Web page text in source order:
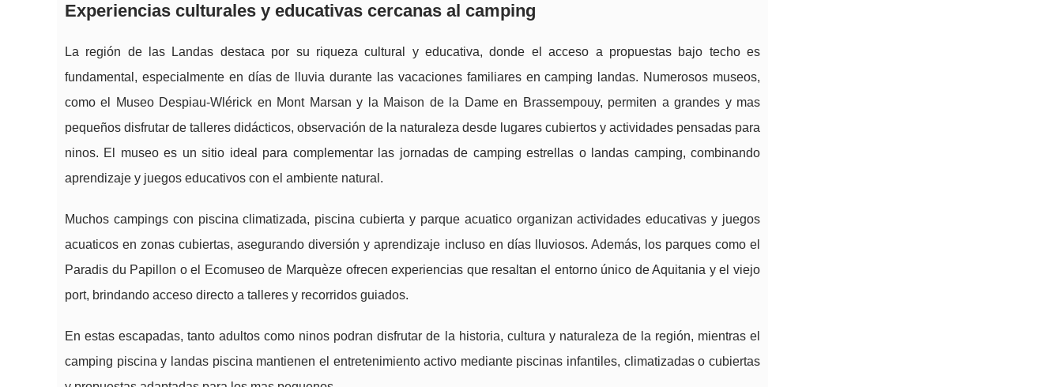
Experiencias culturales y educativas cercanas al camping
La región de las Landas destaca por su riqueza cultural y educativa, donde el acceso a propuestas bajo techo es
fundamental, especialmente en días de lluvia durante las vacaciones familiares en camping landas. Numerosos museos,
como el Museo Despiau-Wlérick en Mont Marsan y la Maison de la Dame en Brassempouy, permiten a grandes y mas
pequeños disfrutar de talleres didácticos, observación de la naturaleza desde lugares cubiertos y actividades pensadas para
ninos. El museo es un sitio ideal para complementar las jornadas de camping estrellas o landas camping, combinando
aprendizaje y juegos educativos con el ambiente natural.
Muchos campings con piscina climatizada, piscina cubierta y parque acuatico organizan actividades educativas y juegos
acuaticos en zonas cubiertas, asegurando diversión y aprendizaje incluso en días lluviosos. Además, los parques como el
Paradis du Papillon o el Ecomuseo de Marquèze ofrecen experiencias que resaltan el entorno único de Aquitania y el viejo
port, brindando acceso directo a talleres y recorridos guiados.
En estas escapadas, tanto adultos como ninos podran disfrutar de la historia, cultura y naturaleza de la región, mientras el
camping piscina y landas piscina mantienen el entretenimiento activo mediante piscinas infantiles, climatizadas o cubiertas